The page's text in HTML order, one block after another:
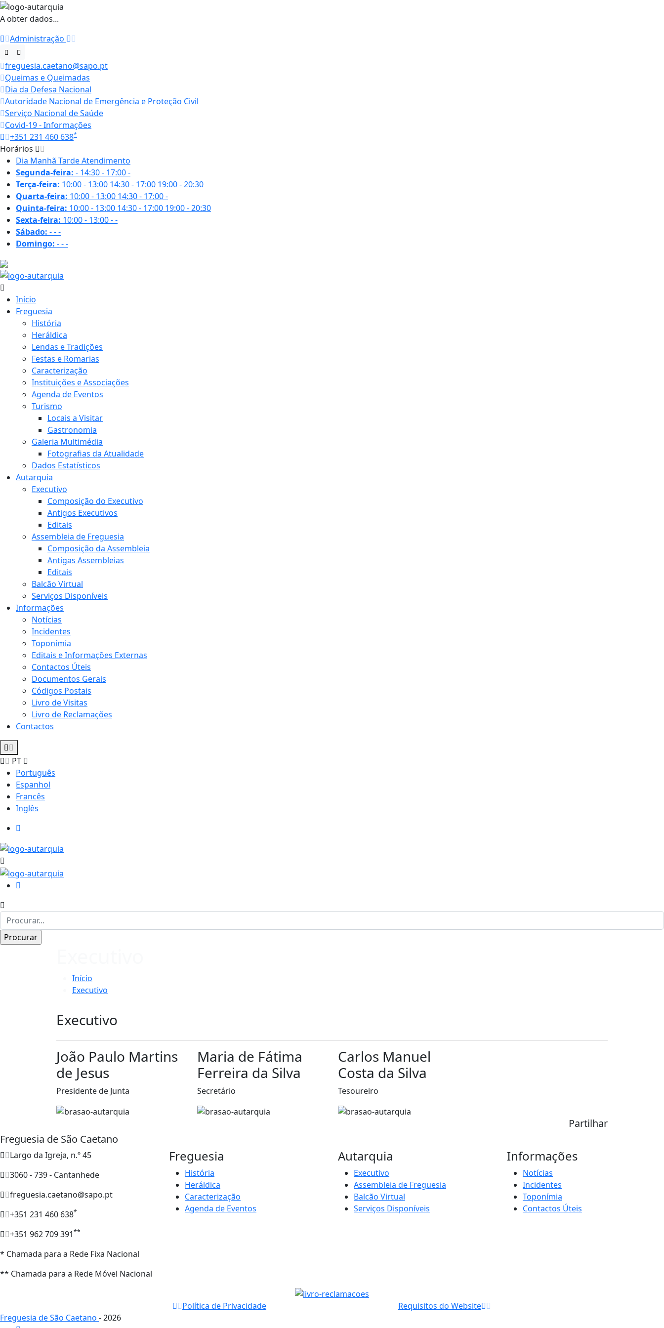
A obter dados...
Administração
freguesia.caetano@sapo.pt
Queimas e Queimadas
Dia da Defesa Nacional
Autoridade Nacional de Emergência e Proteção Civil
Serviço Nacional de Saúde
Covid-19 - Informações
+351 231 460 638*
Horários
Dia Manhã TardeAtendimento
Segunda-feira: - 14:30 - 17:00-
Terça-feira: 10:00 - 13:00 14:30 - 17:00 19:00 - 20:30
Quarta-feira: 10:00 - 13:00 14:30 - 17:00-
Quinta-feira: 10:00 - 13:00 14:30 - 17:00 19:00 - 20:30
Sexta-feira: 10:00 - 13:00--
Sábado: ---
Domingo: ---
Início
Freguesia
História
Heráldica
Lendas e Tradições
Festas e Romarias
Caracterização
Instituições e Associações
Agenda de Eventos
Turismo
Locais a Visitar
Gastronomia
Galeria Multimédia
Fotografias da Atualidade
Dados Estatísticos
Autarquia
Executivo
Composição do Executivo
Antigos Executivos
Editais
Assembleia de Freguesia
Composição da Assembleia
Antigas Assembleias
Editais
Balcão Virtual
Serviços Disponíveis
Informações
Notícias
Incidentes
Toponímia
Editais e Informações Externas
Contactos Úteis
Documentos Gerais
Códigos Postais
Livro de Visitas
Livro de Reclamações
Contactos
PT
Português
Espanhol
Francês
Inglês
Início
Executivo
Executivo
João Paulo Martins
de Jesus
Presidente de Junta
Maria de Fátima
Ferreira da Silva
Secretário
Carlos Manuel
Costa da Silva
Tesoureiro
Partilhar
Freguesia de São Caetano
Largo da Igreja, n.º 45
3060 - 739 - Cantanhede
freguesia.caetano@sapo.pt
+351 231 460 638*
+351 962 709 391**
* Chamada para a Rede Fixa Nacional
** Chamada para a Rede Móvel Nacional
Freguesia
História
Heráldica
Caracterização
Agenda de Eventos
Autarquia
Executivo
Assembleia de Freguesia
Balcão Virtual
Serviços Disponíveis
Informações
Notícias
Incidentes
Toponímia
Contactos Úteis
Política de Privacidade
Requisitos do Website
Freguesia de São Caetano - 2026